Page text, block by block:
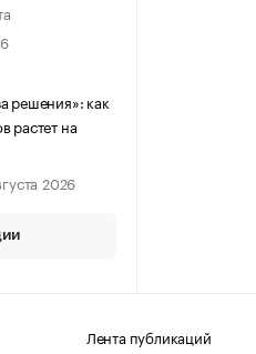
решения»: как
растет на
2026
Лента публикаций